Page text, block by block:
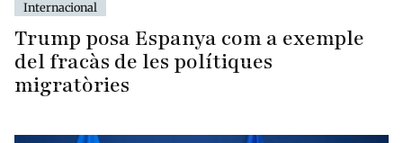
Internacional
Trump posa Espanya com a exemple
del fracàs de les polítiques
migratòries